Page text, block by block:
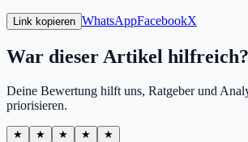
Link kopieren WhatsAppFacebookX
War dieser Artikel hilfreich?
Deine Bewertung hilft uns, Ratgeber und
priorisieren.
★ ★ ★ ★ ★